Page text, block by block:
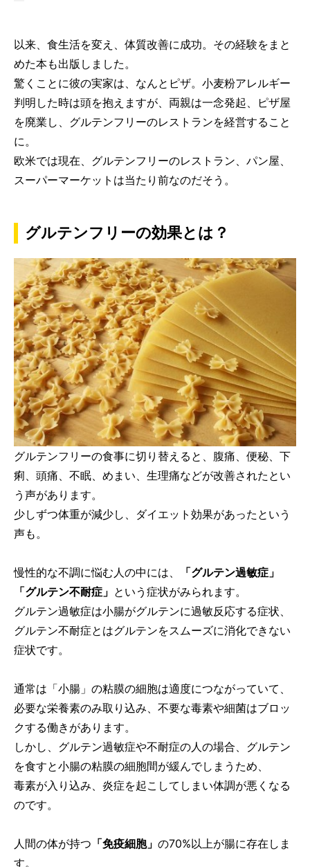
以来、食生活を変え、体質改善に成功。その経験をまと
めた本も出版しました。
驚くことに彼の実家は、なんとピザ。小麦粉アレルギー
判明した時は頭を抱えますが、両親は一念発起、ピザ屋
を廃業し、グルテンフリーのレストランを経営すること
に。
欧米では現在、グルテンフリーのレストラン、パン屋、
スーパーマーケットは当たり前なのだそう。
グルテンフリーの効果とは？
グルテンフリーの食事に切り替えると、腹痛、便秘、下
痢、頭痛、不眠、めまい、生理痛などが改善されたとい
う声があります。
少しずつ体重が減少し、ダイエット効果があったという
声も。
慢性的な不調に悩む人の中には、
「グルテン過敏症」
「グルテン不耐症」 という症状がみられます。
グルテン過敏症は小腸がグルテンに過敏反応する症状、
グルテン不耐症とはグルテンをスムーズに消化できない
症状です。
通常は「小腸」の粘膜の細胞は適度につながっていて、
必要な栄養素のみ取り込み、不要な毒素や細菌はブロッ
クする働きがあります。
しかし、グルテン過敏症や不耐症の人の場合、グルテン
を食すと小腸の粘膜の細胞間が緩んでしまうため、
毒素が入り込み、炎症を起こしてしまい体調が悪くなる
のです。
人間の体が持つ 「免疫細胞」 の70%以上が腸に存在しま
す。